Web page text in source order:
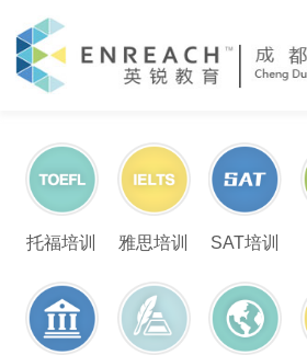
托福培训 雅思培训 SAT培训